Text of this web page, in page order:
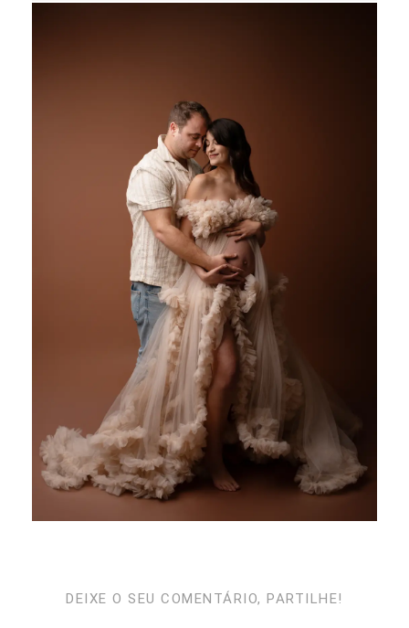
DEIXE O SEU COMENTÁRIO, PARTILHE!